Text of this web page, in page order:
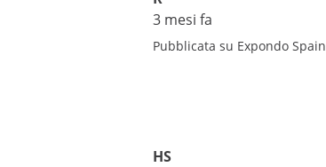
3 mesi fa
Pubblicata su Expondo Spain
HS